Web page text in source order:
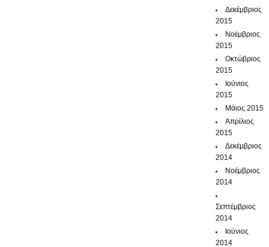
Δεκέμβριος
2015
Νοέμβριος
2015
Οκτώβριος
2015
Ιούνιος
2015
Μάιος 2015
Απρίλιος
2015
Δεκέμβριος
2014
Νοέμβριος
2014
Σεπτέμβριος
2014
Ιούνιος
2014